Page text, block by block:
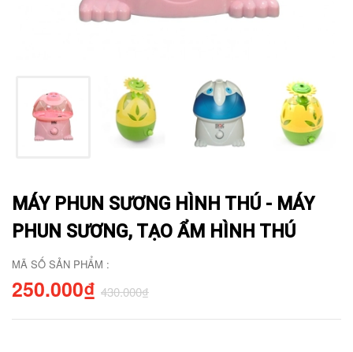
MÁY PHUN SƯƠNG HÌNH THÚ - MÁY
PHUN SƯƠNG, TẠO ẨM HÌNH THÚ
MÃ SỐ SẢN PHẨM :
250.000₫ 430.000₫